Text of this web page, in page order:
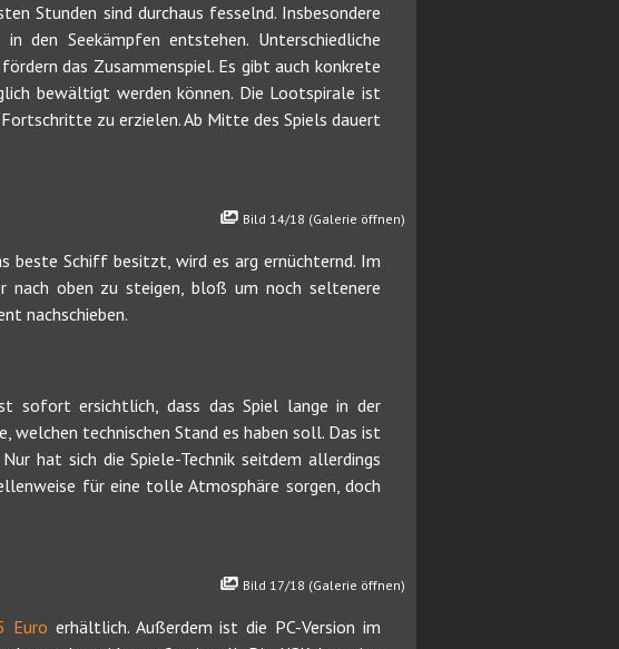
Stunden sind durchaus fesselnd. Insbesondere
den Seekämpfen entstehen. Unterschiedliche
das Zusammenspiel. Es gibt auch konkrete
bewältigt werden können. Die Lootspirale ist
zu erzielen. Ab Mitte des Spiels dauert
Bild 14/18 (Galerie öffnen)
beste Schiff besitzt, wird es arg ernüchternd. Im
nach oben zu steigen, bloß um noch seltenere
nachschieben.
sofort ersichtlich, dass das Spiel lange in der
technischen Stand es haben soll. Das ist
hat sich die Spiele-Technik seitdem allerdings
für eine tolle Atmosphäre sorgen, doch
Bild 17/18 (Galerie öffnen)
Euro erhältlich. Außerdem ist die PC-Version im